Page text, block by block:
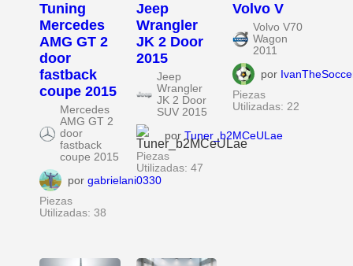
Tuning
Mercedes
AMG GT 2
door
fastback
coupe 2015
Mercedes
AMG GT 2
door
fastback
coupe 2015
por gabrielani0330
Piezas
Utilizadas: 38
Jeep
Wrangler
JK 2 Door
2015
Jeep
Wrangler
JK 2 Door
SUV 2015
por Tuner_b2MCeULae
Piezas
Utilizadas: 47
Volvo V
Volvo V70
Wagon
2011
por
Piezas
Utilizadas: 22